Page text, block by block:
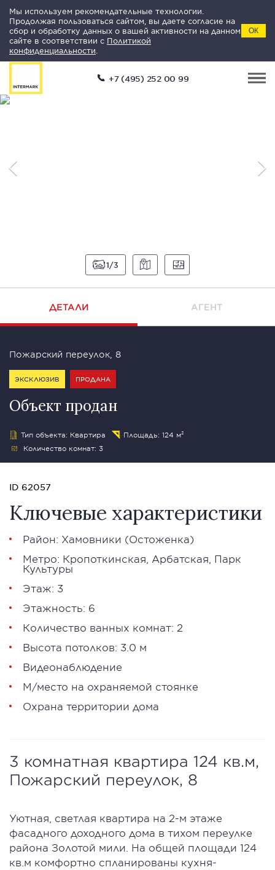
Мы используем рекомендательные технологии.
Продолжая пользоваться сайтом, вы даете согласие на
сбор и обработку данных о вашей активности на данном
сайте в соответствии с Политикой
конфиденциальности
ОК
+7 (495) 252 00 99
1 3
ДЕТАЛИ АГЕНТ
Пожарский переулок, 8
ЭКСКЛЮЗИВ ПРОДАНА
Объект продан
Тип объекта: Квартира
Площадь: 124 м²
Количество комнат: 3
ID 62057
Ключевые характеристики
Район: Хамовники (Остоженка)
Метро: Кропоткинская Арбатская Парк
Культуры
Этаж: 3
Этажность: 6
Количество ванных комнат: 2
Высота потолков: 3.0 м
Видеонаблюдение
М/место на охраняемой стоянке
Охрана территории дома
3 комнатная квартира 124 кв.м,
Пожарский переулок, 8
Уютная, светлая квартира на 2-м этаже
фасадного доходного дома в тихом переулке
района Золотой мили. На общей площади 124
кв.м комфортно спланированы кухня-